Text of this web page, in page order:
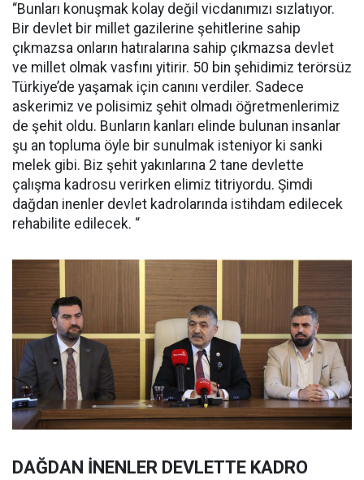
“Bunları konuşmak kolay değil vicdanımızı sızlatıyor.
Bir devlet bir millet gazilerine şehitlerine sahip
çıkmazsa onların hatıralarına sahip çıkmazsa devlet
ve millet olmak vasfını yitirir. 50 bin şehidimiz terörsüz
Türkiye’de yaşamak için canını verdiler. Sadece
askerimiz ve polisimiz şehit olmadı öğretmenlerimiz
de şehit oldu. Bunların kanları elinde bulunan insanlar
şu an topluma öyle bir sunulmak isteniyor ki sanki
melek gibi. Biz şehit yakınlarına 2 tane devlette
çalışma kadrosu verirken elimiz titriyordu. Şimdi
dağdan inenler devlet kadrolarında istihdam edilecek
rehabilite edilecek. “
DAĞDAN İNENLER DEVLETTE KADRO